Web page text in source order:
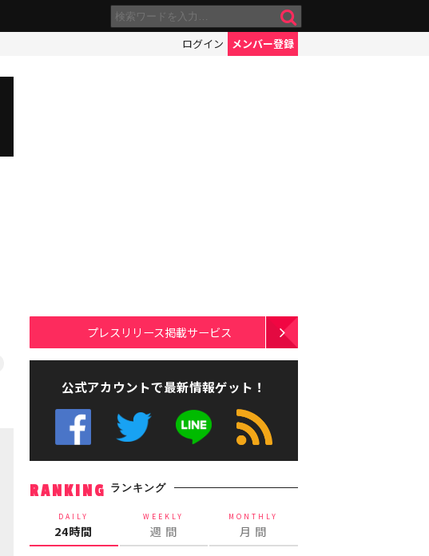
ログイン メンバー登録
プレスリリース掲載サービス
公式アカウントで最新情報ゲット！
RANKING ランキング
DAILY
24時間
WEEKLY
週 間
MONTHLY
月 間